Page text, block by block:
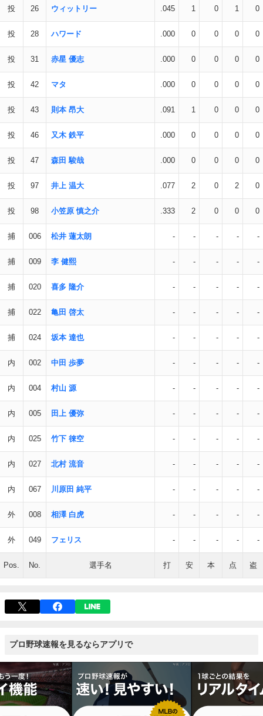
投 26 ウィットリー .045 1 0 1 0
投 28 ハワード .000 0 0 0 0
投 31 赤星 優志 .000 0 0 0 0
投 42 マタ .000 0 0 0 0
投 43 則本 昂大 .091 1 0 0 0
投 46 又木 鉄平 .000 0 0 0 0
投 47 森田 駿哉 .000 0 0 0 0
投 97 井上 温大 .077 2 0 2 0
投 98 小笠原 慎之介 .333 2 0 0 0
捕 006 松井 蓮太朗 - - - - -
捕 009 李 健熙 - - - - -
捕 020 喜多 隆介 - - - - -
捕 022 亀田 啓太 - - - - -
捕 024 坂本 達也 - - - - -
内 002 中田 歩夢 - - - - -
内 004 村山 源 - - - - -
内 005 田上 優弥 - - - - -
内 025 竹下 徠空 - - - - -
内 027 北村 流音 - - - - -
内 067 川原田 純平 - - - - -
外 008 相澤 白虎 - - - - -
外 049 フェリス - - - - -
Pos. No. 選手名 打 安 本 点 盗
プロ野球速報を見るならアプリで